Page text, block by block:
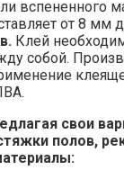
вспененного
от 8 мм
Клей
собой.
свои
полов,